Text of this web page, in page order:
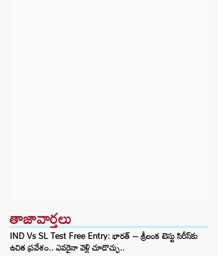
తాజావార్తలు
IND Vs SL Test Free Entry: భారత్ – శ్రీలంక టెస్టు సిరీస్‌కు
ఉచిత ప్రవేశం.. ఎవరైనా వెళ్లి చూడొచ్చు..